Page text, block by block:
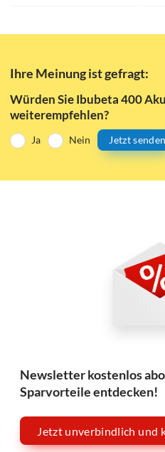
Ihre Meinung ist gefragt:
Würden Sie Ibubeta 400
weiterempfehlen?
Ja Nein Jetzt senden
Newsletter kostenlos
Sparvorteile entdecken!
Jetzt unverbindlich und